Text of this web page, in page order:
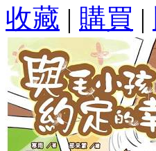
收藏 | 購買 |